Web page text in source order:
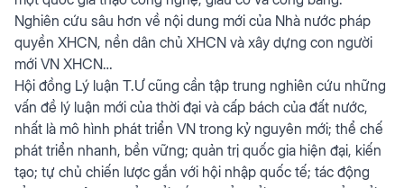
Nghiên cứu sâu hơn về nội dung mới của Nhà nước pháp
quyền XHCN, nền dân chủ XHCN và xây dựng con người
mới VN XHCN…
Hội đồng Lý luận T.Ư cũng cần tập trung nghiên cứu những
vấn đề lý luận mới của thời đại và cấp bách của đất nước,
nhất là mô hình phát triển VN trong kỷ nguyên mới; thể chế
phát triển nhanh, bền vững; quản trị quốc gia hiện đại, kiến
tạo; tự chủ chiến lược gắn với hội nhập quốc tế; tác động